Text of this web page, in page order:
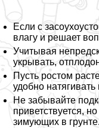
Если с
влагу и решает
Учитывая
укрывать,
Пусть ростом
удобно
Не забывайте
приветствуется,
зимующих в грунте.